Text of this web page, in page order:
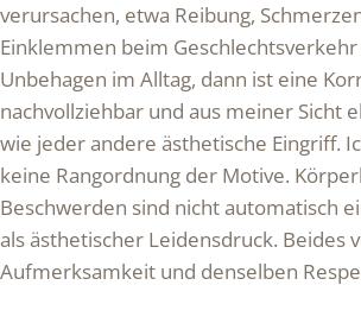
verursachen, etwa Reibung,
Einklemmen beim
Unbehagen im Alltag, dann ist eine
nachvollziehbar und aus meiner Sicht
wie jeder andere ästhetische Eingriff.
keine Rangordnung der Motive.
Beschwerden sind nicht automatisch
als ästhetischer Leidensdruck. Beides
Aufmerksamkeit und denselben